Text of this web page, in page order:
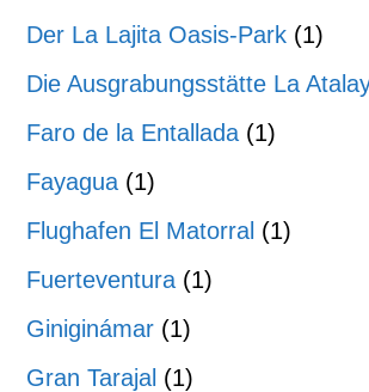
Der La Lajita Oasis-Park (1)
Die Ausgrabungsstätte La
Faro de la Entallada (1)
Fayagua (1)
Flughafen El Matorral (1)
Fuerteventura (1)
Giniginámar (1)
Gran Tarajal (1)